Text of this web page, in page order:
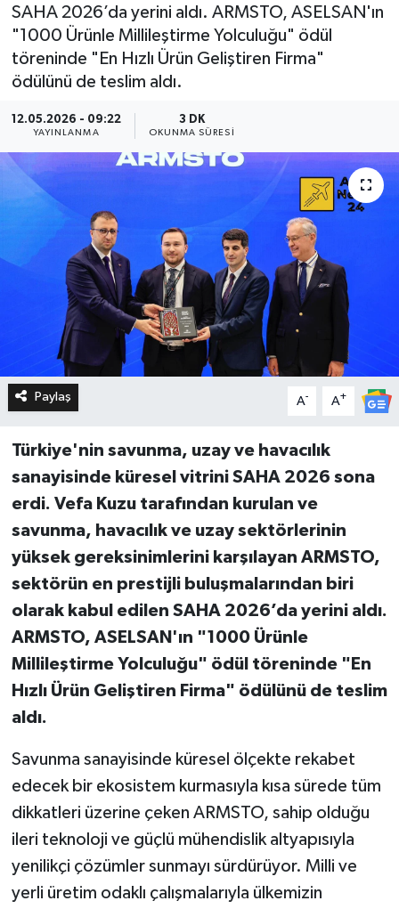
SAHA 2026’da yerini aldı. ARMSTO, ASELSAN'ın
"1000 Ürünle Millileştirme Yolculuğu" ödül
töreninde "En Hızlı Ürün Geliştiren Firma"
ödülünü de teslim aldı.
12.05.2026 - 09:22
YAYINLANMA
3 DK
OKUNMA SÜRESI
Paylaş A- A+
Türkiye'nin savunma, uzay ve havacılık
sanayisinde küresel vitrini SAHA 2026 sona
erdi. Vefa Kuzu tarafından kurulan ve
savunma, havacılık ve uzay sektörlerinin
yüksek gereksinimlerini karşılayan ARMSTO,
sektörün en prestijli buluşmalarından biri
olarak kabul edilen SAHA 2026’da yerini aldı.
ARMSTO, ASELSAN'ın "1000 Ürünle
Millileştirme Yolculuğu" ödül töreninde "En
Hızlı Ürün Geliştiren Firma" ödülünü de teslim
aldı.
Savunma sanayisinde küresel ölçekte rekabet
edecek bir ekosistem kurmasıyla kısa sürede tüm
dikkatleri üzerine çeken ARMSTO, sahip olduğu
ileri teknoloji ve güçlü mühendislik altyapısıyla
yenilikçi çözümler sunmayı sürdürüyor. Milli ve
yerli üretim odaklı çalışmalarıyla ülkemizin